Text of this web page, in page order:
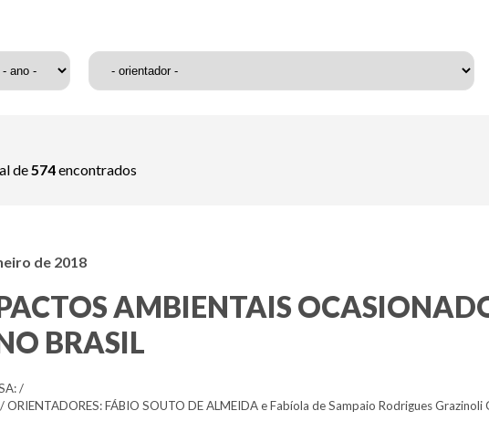
de 574encontrados
de 2018
AMBIENTAIS
BRASIL
/
FÁBIO SOUTO DE ALMEIDA e Fabíola de Sampaio Rodrigues Grazinoli